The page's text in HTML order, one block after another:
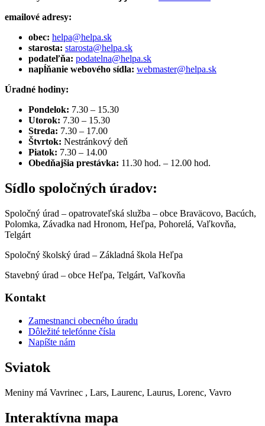
emailové adresy:
obec: helpa@helpa.sk
starosta: starosta@helpa.sk
podateľňa: podatelna@helpa.sk
napĺňanie webového sídla: webmaster@helpa.sk
Úradné hodiny:
Pondelok: 7.30 – 15.30
Utorok: 7.30 – 15.30
Streda: 7.30 – 17.00
Štvrtok: Nestránkový deň
Piatok: 7.30 – 14.00
Obedňajšia prestávka: 11.30 hod. – 12.00 hod.
Sídlo spoločných úradov:
Spoločný úrad – opatrovateľská služba – obce Braväcovo, Bacúch,
Polomka, Závadka nad Hronom, Heľpa, Pohorelá, Vaľkovňa,
Telgárt
Spoločný školský úrad – Základná škola Heľpa
Stavebný úrad – obce Heľpa, Telgárt, Vaľkovňa
Kontakt
Zamestnanci obecného úradu
Dôležité telefónne čísla
Napíšte nám
Sviatok
Meniny má Vavrinec , Lars, Laurenc, Laurus, Lorenc, Vavro
Interaktívna mapa